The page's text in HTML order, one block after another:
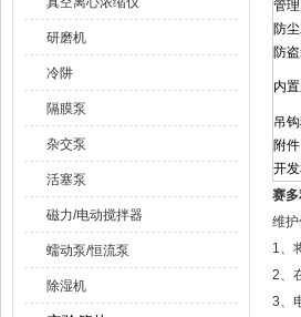
研磨机
冷阱
隔膜泵
杂交泵
活塞泵
磁力/电动搅拌器
蠕动泵/恒流泵
除湿机
管
防
防
内
吊
附件
开
赛
维
1、
2、
3、